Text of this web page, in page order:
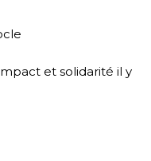
et solidarité il y